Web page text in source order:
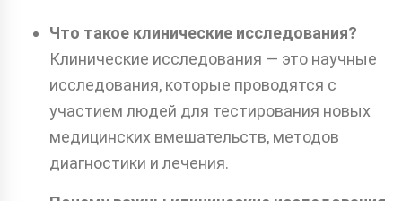
Что такое клинические исследования?
Клинические исследования — это научные
исследования, которые проводятся с
участием людей для тестирования новых
медицинских вмешательств, методов
диагностики и лечения.